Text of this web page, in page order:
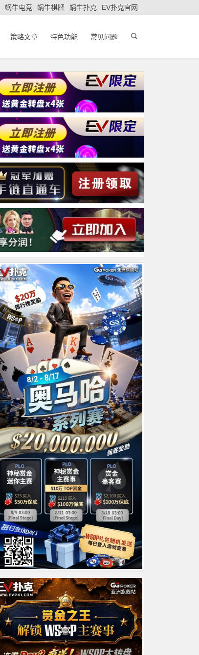
蜗牛电竞 蜗牛棋牌 蜗牛扑克 EV扑克官网
策略文章 特色功能 常见问题